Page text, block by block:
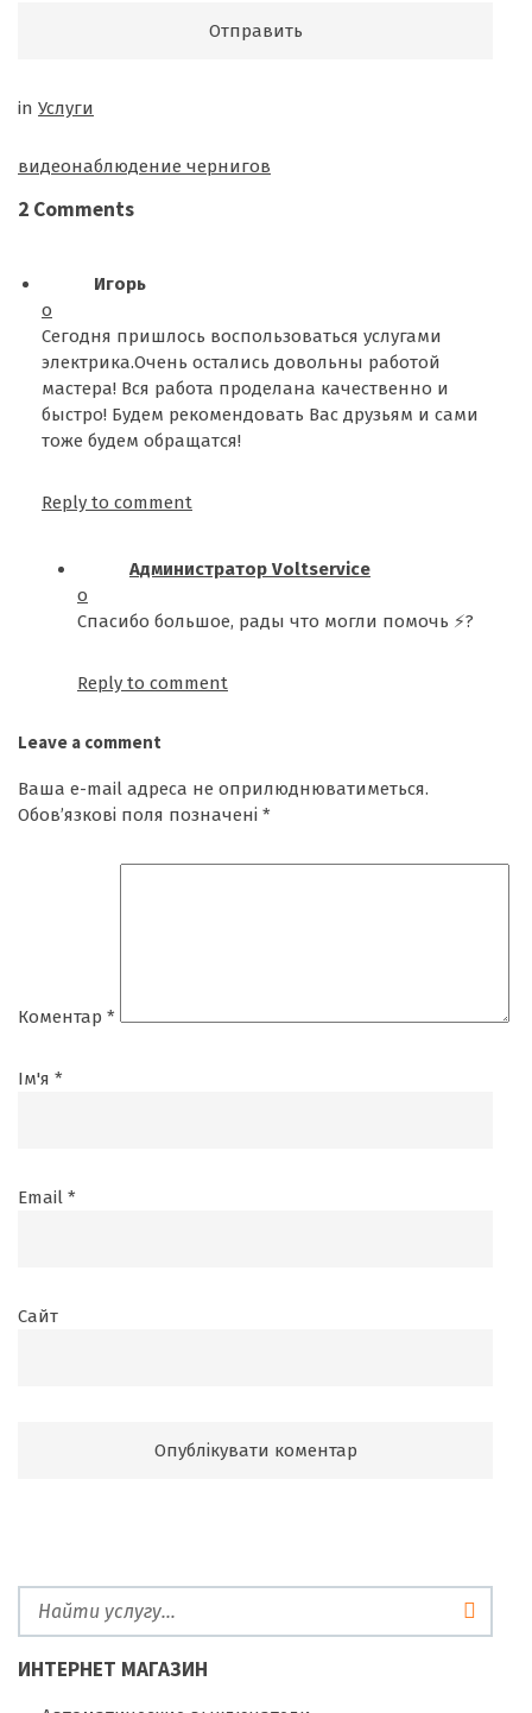
in Услуги
Tags:
видеонаблюдение чернигов
2 Comments
Игорь
о
Сегодня пришлось воспользоваться услугами
электрика.Очень остались довольны работой
мастера! Вся работа проделана качественно и
быстро! Будем рекомендовать Вас друзьям и сами
тоже будем обращатся!
Reply to comment
Администратор Voltservice
о
Спасибо большое, рады что могли помочь ⚡?
Reply to comment
Leave a comment
Ваша e-mail адреса не оприлюднюватиметься.
Обов’язкові поля позначені *
Коментар *
Ім'я *
Email *
Сайт
ИНТЕРНЕТ МАГАЗИН